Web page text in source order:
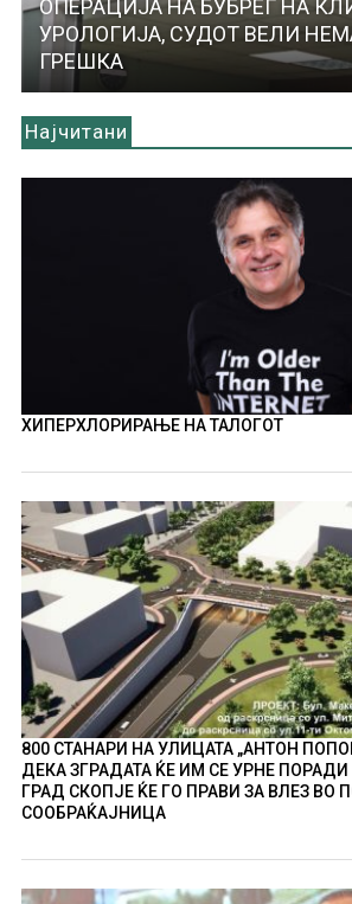
ОПЕРАЦИЈА НА БУБРЕГ НА
УРОЛОГИЈА, СУДОТ ВЕЛИ
ГРЕШКА
Најчитани
ХИПЕРХЛОРИРАЊЕ НА ТАЛОГОТ
800 СТАНАРИ НА УЛИЦАТА „АНТОН
ДЕКА ЗГРАДАТА ЌЕ ИМ СЕ УРНЕ
ГРАД СКОПЈЕ ЌЕ ГО ПРАВИ ЗА ВЛЕЗ ВО
СООБРАЌАЈНИЦА